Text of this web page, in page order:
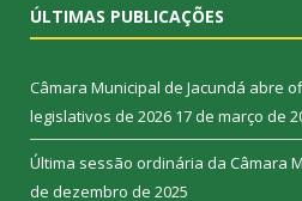
ÚLTIMAS PUBLICAÇÕES
Câmara Municipal de Jacundá abre
legislativos de 2026 17 de março de
Última sessão ordinária da Câmara
de dezembro de 2025